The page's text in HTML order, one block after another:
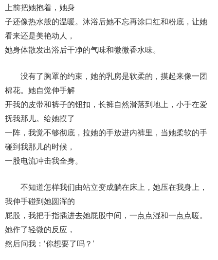
上前把她抱着，她身
子还像热水般的温暖。沐浴后她不忘再涂口红和粉底，让她
看来还是美艳动人，
她身体散发出浴后干净的气味和微微香水味。
没有了胸罩的约束，她的乳房是软柔的，摸起来像一团
棉花。她自觉伸手解
开我的皮带和裤子的钮扣，长裤自然滑落到地上，小手在爱
抚我那儿。给她摸了
一阵，我觉不够彻底，拉她的手放进内裤里，当她柔软的手
碰到我那儿的时候，
一股电流冲击我全身。
不知道怎样我们由站立变成躺在床上，她压在我身上，
我伸手碰到她圆浑的
屁股，我把手指插进去她屁股中间，一点点湿和一点点暖。
她作了轻微的反应，
然后问我：‘你想要了吗？’